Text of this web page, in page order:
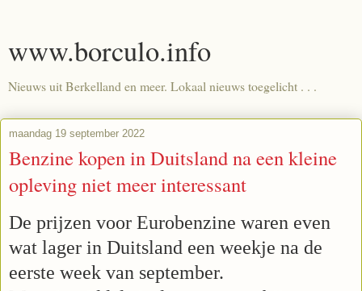
www.borculo.info
Nieuws uit Berkelland en meer. Lokaal nieuws toegelicht . . .
maandag 19 september 2022
Benzine kopen in Duitsland na een kleine
opleving niet meer interessant
De prijzen voor Eurobenzine waren even
wat lager in Duitsland een weekje na de
eerste week van september.